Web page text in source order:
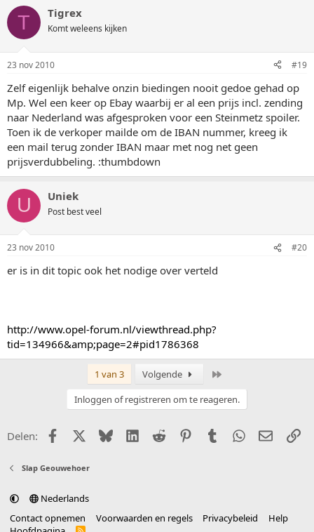
T Tigrex
Komt weleens kijken
23 nov 2010 #19
Zelf eigenlijk behalve onzin biedingen nooit gedoe gehad op
Mp. Wel een keer op Ebay waarbij er al een prijs incl. zending
naar Nederland was afgesproken voor een Steinmetz spoiler.
Toen ik de verkoper mailde om de IBAN nummer, kreeg ik
een mail terug zonder IBAN maar met nog net geen
prijsverdubbeling. :thumbdown
U Uniek
Post best veel
23 nov 2010 #20
er is in dit topic ook het nodige over verteld
http://www.opel-forum.nl/viewthread.php?
tid=134966&amp;page=2#pid1786368
1 van 3 Volgende
Inloggen of registreren om te reageren.
Delen: FacebookX (Twitter)
BlueskyLinkedIn
Reddit PinterestTumblr WhatsApp
E-mail
Slap Geouwehoer
Nederlands
Contact opnemen
Voorwaarden en regels Privacybeleid
Help
R